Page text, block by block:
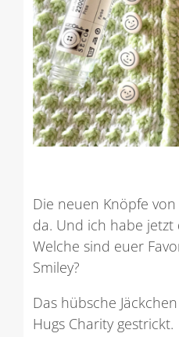
Die neuen Knöpfe
da. Und ich habe jetzt
Welche sind euer
Smiley?
Das hübsche
Hugs Charity gestrickt.